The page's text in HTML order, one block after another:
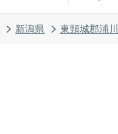
新潟県 東頸城郡浦